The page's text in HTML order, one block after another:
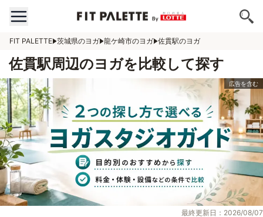
FIT PALETTE 茨城県のヨガ 龍ケ崎市のヨガ 佐貫駅のヨガ
佐貫駅周辺のヨガを比較して探す
最終更新日：2026/08/07